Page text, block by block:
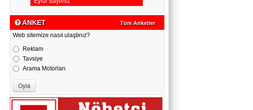
ANKET Tüm Anketler
Web sitemize nasıl ulaştınız?
Reklam
Tavsiye
Arama Motorları